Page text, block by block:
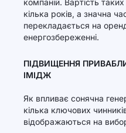
компаній. Вартість
кілька років, а значна
перекладається на
енергозбереженні.
ПІДВИЩЕННЯ
ІМІДЖ
Як впливає сонячна
кілька ключових
відображаються на